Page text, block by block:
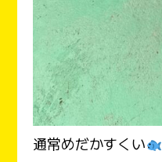
通常めだかすくい